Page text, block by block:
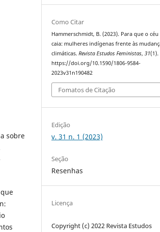
sobre
Como Citar
Hammerschmidt, B. (2023). Para que o céu
caia: mulheres indígenas frente às
climáticas.Revista Estudos Feministas,31(1).
https://doi.org/10.1590/1806-9584-
2023v31n190482
Fomatos de Citação
Edição
v. 31 n. 1 (2023)
Seção
Resenhas
Licença
Copyright (c) 2022 Revista Estudos